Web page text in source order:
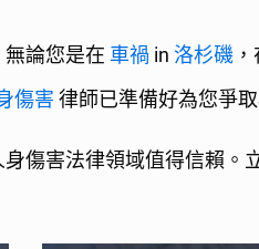
論您是在 車禍 in洛杉磯
傷害 律師已準備好為您爭取
傷害法律領域值得信賴